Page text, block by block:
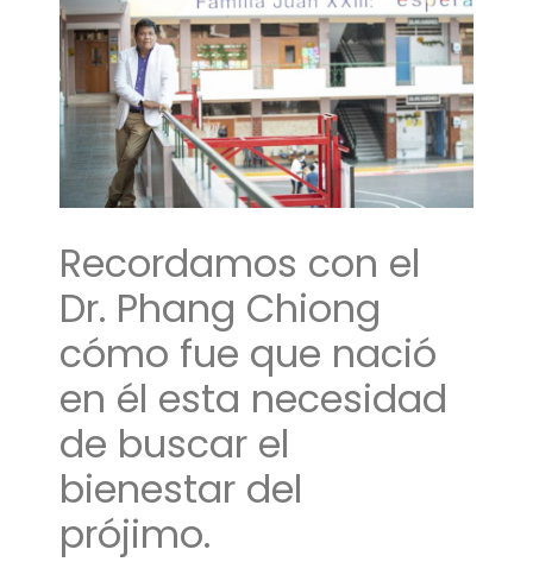
Recordamos con el
Dr. Phang Chiong
cómo fue que nació
en él esta necesidad
de buscar el
bienestar del
prójimo.